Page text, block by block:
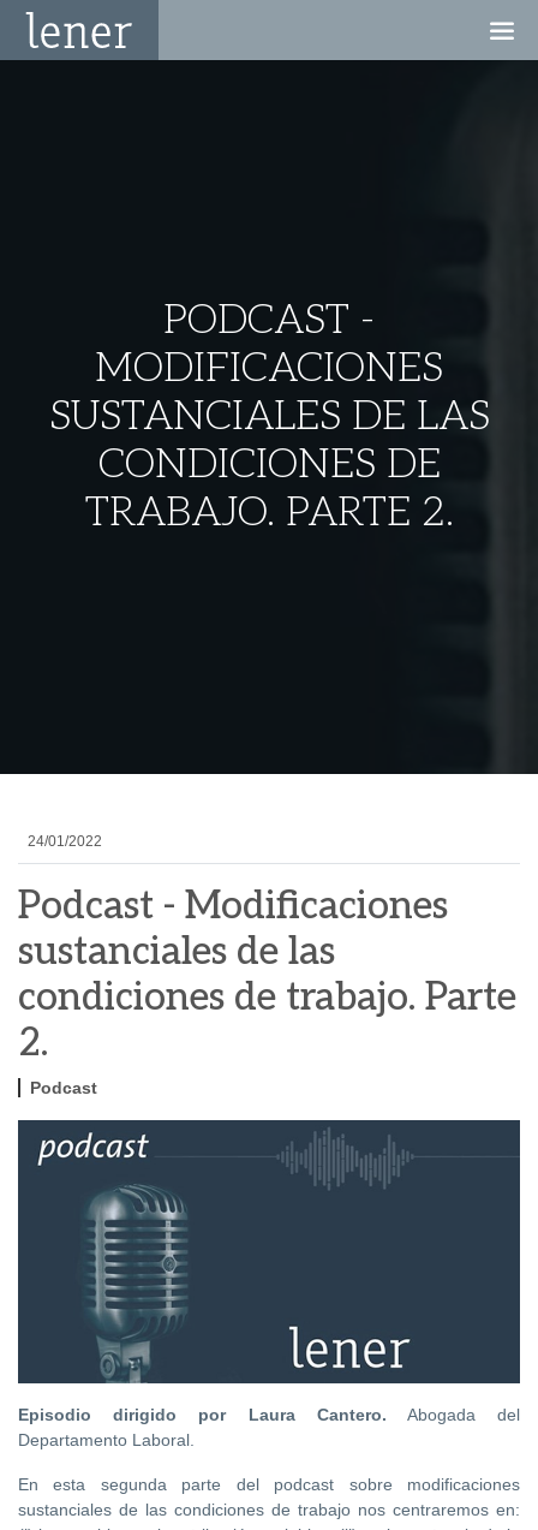
PODCAST -
MODIFICACIONES
SUSTANCIALES DE LAS
CONDICIONES DE
TRABAJO. PARTE 2.
24/01/2022
Podcast - Modificaciones
sustanciales de las
condiciones de trabajo. Parte
2.
Podcast
Episodio dirigido por Laura Cantero. Abogada del
Departamento Laboral.
En esta segunda parte del podcast sobre modificaciones
sustanciales de las condiciones de trabajo nos centraremos en: